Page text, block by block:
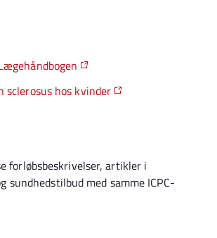
sclerosus hos kvinder
forløbsbeskrivelser, artikler i
sundhedstilbud med samme ICPC-